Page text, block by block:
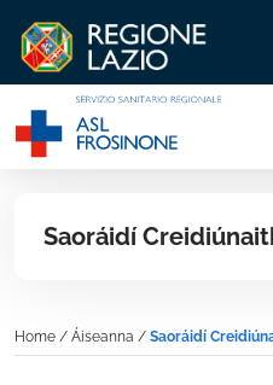
Saoráidí
Home / Áiseanna / Saoráidí